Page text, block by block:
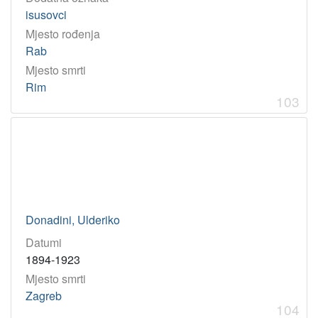
isusovci
Mjesto rođenja
Rab
Mjesto smrti
Rim
103
Donadini, Ulderiko
Datumi
1894-1923
Mjesto smrti
Zagreb
104